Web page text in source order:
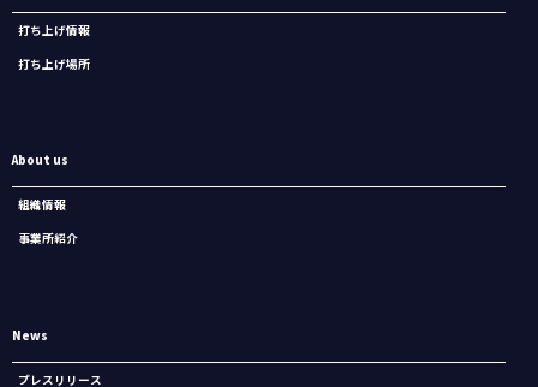
打ち上げ情報
打ち上げ場所
About us
組織情報
事業所紹介
News
プレスリリース